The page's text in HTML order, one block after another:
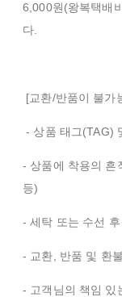
6,000원(왕복택배
다.
[교환/반품이 불가
- 상품 태그(TAG)
- 상품에 착용의 흔
등)
- 세탁 또는 수선
- 교환, 반품 및 환
- 고객님의 책임 있